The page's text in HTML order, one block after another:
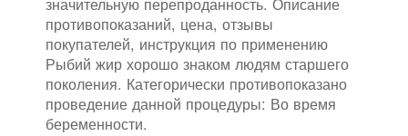
противопоказаний, цена, отзывы
покупателей, инструкция по применению
Рыбий жир хорошо знаком людям старшего
поколения. Категорически противопоказано
проведение данной процедуры: Во время
беременности.